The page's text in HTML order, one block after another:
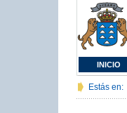
INICIO
Estás en: